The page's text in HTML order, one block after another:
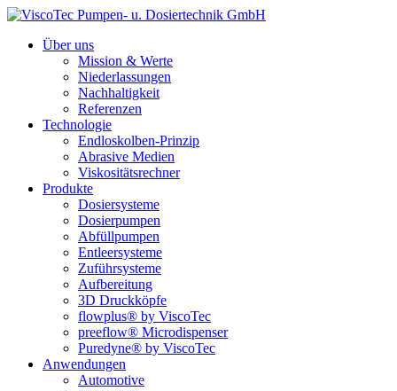
Über uns
Mission & Werte
Niederlassungen
Nachhaltigkeit
Referenzen
Technologie
Endloskolben-Prinzip
Abrasive Medien
Viskositätsrechner
Produkte
Dosiersysteme
Dosierpumpen
Abfüllpumpen
Entleersysteme
Zuführsysteme
Aufbereitung
3D Druckköpfe
flowplus® by ViscoTec
preeflow® Microdispenser
Puredyne® by ViscoTec
Anwendungen
Automotive